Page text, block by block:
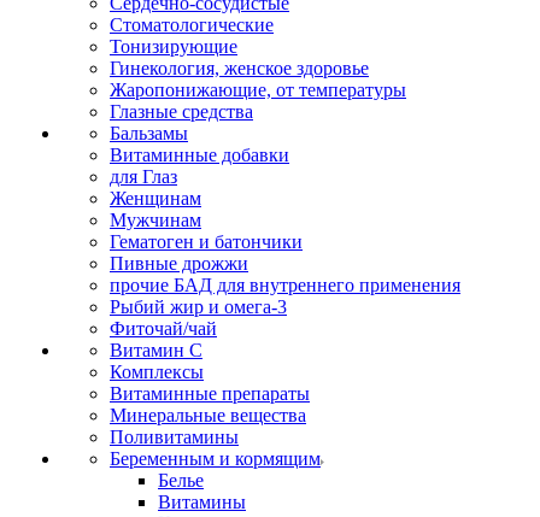
Стоматологические
Тонизирующие
Гинекология, женское здоровье
Жаропонижающие, от температуры
Глазные средства
Бальзамы
Витаминные добавки
для Глаз
Женщинам
Мужчинам
Гематоген и батончики
Пивные дрожжи
прочие БАД для внутреннего применения
Рыбий жир и омега-3
Фиточай/чай
Витамин С
Комплексы
Витаминные препараты
Минеральные вещества
Поливитамины
Беременным и кормящим
Белье
Витамины